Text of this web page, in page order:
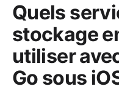
Quels
stockage
utiliser
Go sous